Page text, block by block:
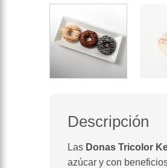
Descripción
Las Donas Tricolor
azúcar y con